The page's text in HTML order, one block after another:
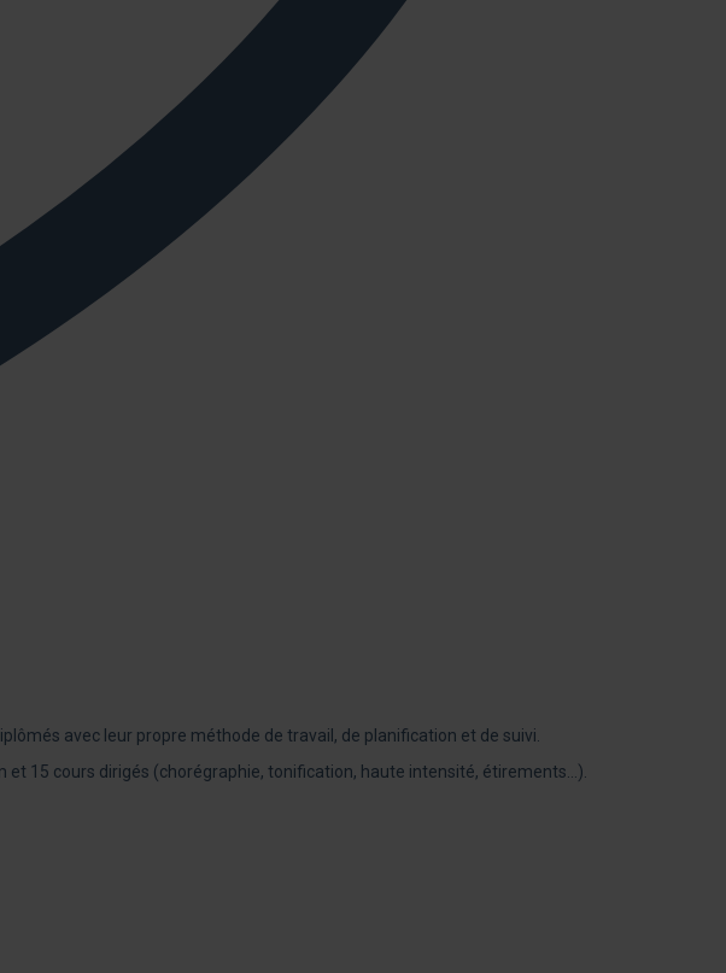
avec leur propre méthode de travail, de planification et de suivi.
et 15 cours dirigés (chorégraphie, tonification, haute intensité, étirements…).